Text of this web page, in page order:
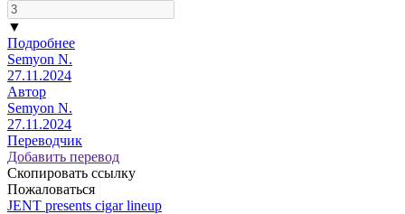
▼
Подробнее
Semyon N.
27.11.2024
Автор
Semyon N.
27.11.2024
Переводчик
Добавить перевод
Скопировать ссылку
Пожаловаться
JENT presents cigar lineup